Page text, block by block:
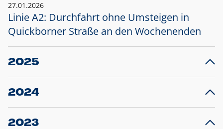
27.01.2026
Linie A2: Durchfahrt ohne Umsteigen in
Quickborner Straße an den Wochenenden
2025
23.12.2025
Projekt S5: Start der Bauarbeiten am
2024
10.12.2024
Großprojekt S5: Sperrung der Bahnstraße in
2023